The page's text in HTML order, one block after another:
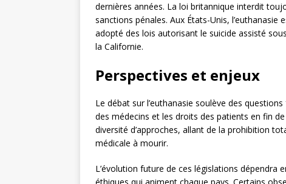
dernières années. La loi britannique interdit
sanctions pénales. Aux États-Unis,
adopté des lois autorisant le suicide assisté
la Californie.
Perspectives et enjeux
Le débat sur l’euthanasie soulève des
des médecins et les droits des patients en fin
diversité d’approches, allant de la prohibition
médicale à mourir.
L’évolution future de ces législations dépendra